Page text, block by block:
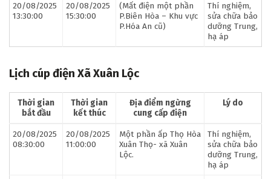
20/08/2025
13:30:00
20/08/2025
15:30:00
(Mất điện một phần
P.Biên Hòa – Khu vực
P.Hóa An cũ)
Thí nghiệm,
sửa chữa bảo
dưỡng Trung,
hạ áp
Lịch cúp điện Xã Xuân Lộc
Thời gian
bắt đầu
Thời gian
kết thúc
Địa điểm ngừng
cung cấp điện
Lý do
20/08/2025
08:30:00
20/08/2025
11:00:00
Một phần ấp Thọ Hòa
Xuân Thọ- xã Xuân
Lộc.
Thí nghiệm,
sửa chữa bảo
dưỡng Trung,
hạ áp